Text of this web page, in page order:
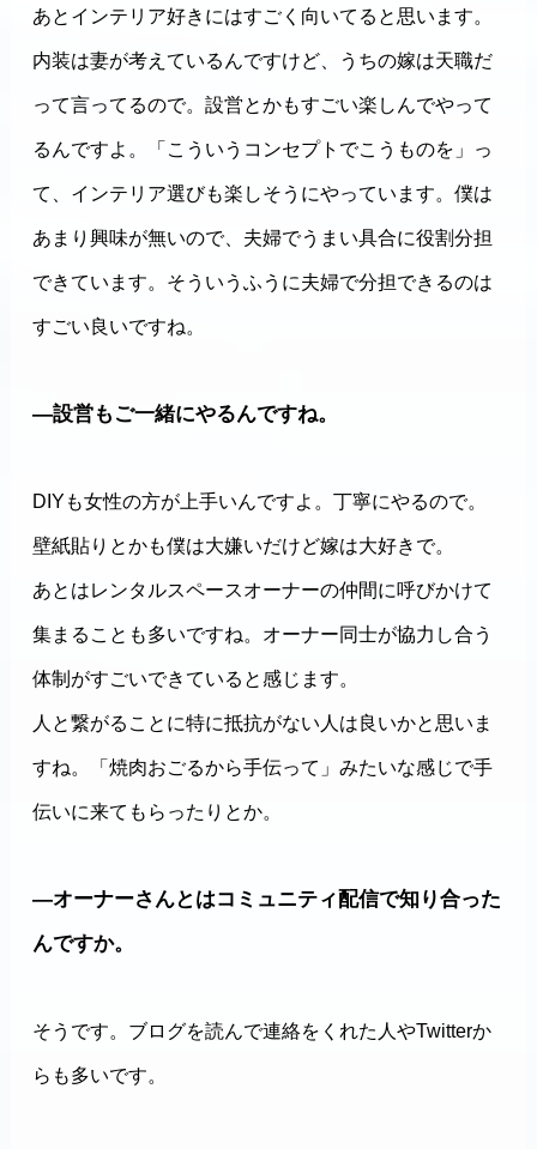
あとインテリア好きにはすごく向いてると思います。
内装は妻が考えているんですけど、うちの嫁は天職だ
って言ってるので。設営とかもすごい楽しんでやって
るんですよ。「こういうコンセプトでこうものを」っ
て、インテリア選びも楽しそうにやっています。僕は
あまり興味が無いので、夫婦でうまい具合に役割分担
できています。そういうふうに夫婦で分担できるのは
すごい良いですね。
―設営もご一緒にやるんですね。
DIYも女性の方が上手いんですよ。丁寧にやるので。
壁紙貼りとかも僕は大嫌いだけど嫁は大好きで。
あとはレンタルスペースオーナーの仲間に呼びかけて
集まることも多いですね。オーナー同士が協力し合う
体制がすごいできていると感じます。
人と繋がることに特に抵抗がない人は良いかと思いま
すね。「焼肉おごるから手伝って」みたいな感じで手
伝いに来てもらったりとか。
―オーナーさんとはコミュニティ配信で知り合った
んですか。
そうです。ブログを読んで連絡をくれた人やTwitterか
らも多いです。